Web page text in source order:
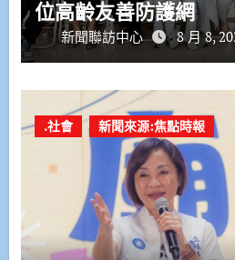
位高齡友善防護網
新聞聯訪中心 8 月 8,
.社會 新聞來源:焦點時報